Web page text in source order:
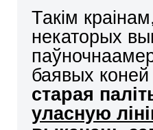
Такім
некаторых
баявых
старая
уласную